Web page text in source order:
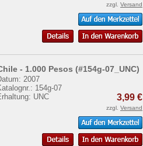
zzgl. Versand
- 1.000 Pesos (#154g-07_UNC)
2007
154g-07
UNC
3,99 €
zzgl. Versand